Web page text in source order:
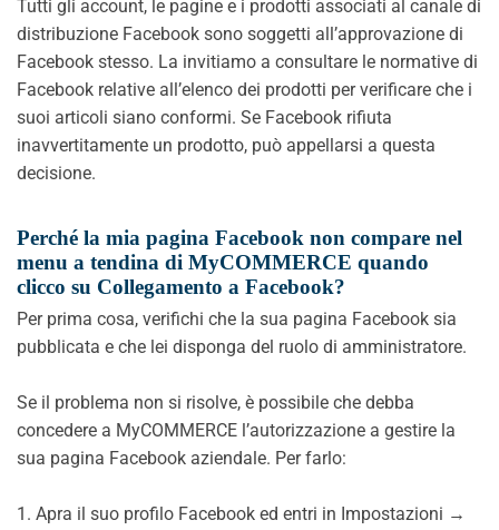
Tutti gli account, le pagine e i prodotti associati al canale di
distribuzione Facebook sono soggetti all’approvazione di
Facebook stesso. La invitiamo a consultare le normative di
Facebook relative all’elenco dei prodotti per verificare che i
suoi articoli siano conformi. Se Facebook rifiuta
inavvertitamente un prodotto, può appellarsi a questa
decisione.
Perché la mia pagina Facebook non compare nel
menu a tendina di MyCOMMERCE quando
clicco su Collegamento a Facebook?
Per prima cosa, verifichi che la sua pagina Facebook sia
pubblicata e che lei disponga del ruolo di amministratore.
Se il problema non si risolve, è possibile che debba
concedere a MyCOMMERCE l’autorizzazione a gestire la
sua pagina Facebook aziendale. Per farlo:
1. Apra il suo profilo Facebook ed entri in Impostazioni →